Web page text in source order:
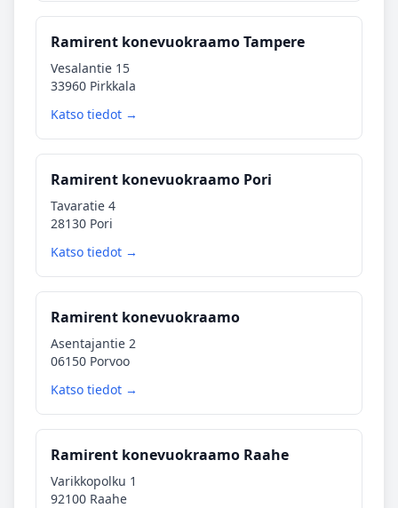
Ramirent konevuokraamo Tampere
Vesalantie 15
33960 Pirkkala
Katso tiedot →
Ramirent konevuokraamo Pori
Tavaratie 4
28130 Pori
Katso tiedot →
Ramirent konevuokraamo
Asentajantie 2
06150 Porvoo
Katso tiedot →
Ramirent konevuokraamo Raahe
Varikkopolku 1
92100 Raahe